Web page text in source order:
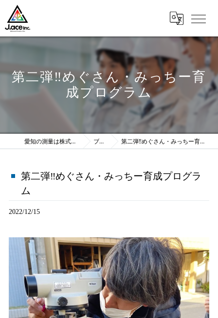
第二弾‼︎めぐさん・みっちー育
成プログラム
愛知の測量は株式会社J.ace ブログ 第二弾‼︎めぐさん・みっちー育成プログラム
第二弾‼︎めぐさん・みっちー育成プログラ
ム
2022/12/15